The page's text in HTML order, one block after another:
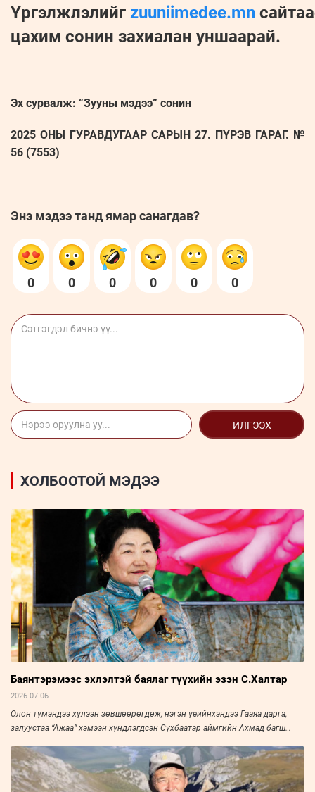
Үргэлжлэлийг zuuniimedee.mn
цахим сонин захиалан уншаарай.
Эх сурвалж: “Зууны мэдээ” сонин
2025 ОНЫ ГУРАВДУГААР САРЫН 27. ПҮРЭВ ГАРАГ. №
56 (7553)
Энэ мэдээ танд ямар санагдав?
0 0 0 0 0 0
ИЛГЭЭХ
ХОЛБООТОЙ МЭДЭЭ
Баянтэрэмээс эхлэлтэй баялаг түүхийн эзэн С.Халтар
2026-07-06
Олон түмэндээ хүлээн зөвшөөрөгдөж, нэгэн үеийнхэндээ Гааяа дарга,
залуустаа “Ажаа” хэмээн хүндлэгдсэн Сүхбаатар аймгийн Ахмад багш
“Зууны мэдээ” сонин “Амьдралын тойрог” буландаа урьж, ярилцлаа. Эрч
хүч дүүрэн амьдарсан эрхэм хүний ярианаас улс, орны нийгэм, эдийн
засаг, улс төрийн амьдралын нэгэн үе ихэд тодхон харагдана.